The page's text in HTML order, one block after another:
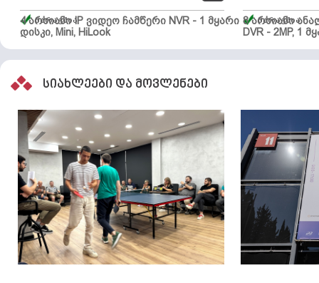
4 არხიანი IP ვიდეო ჩამწერი NVR - 1 მყარი
დისკი, Mini, HiLook
მარაგშია
8 არხიანი
DVR - 2MP, 1
მარაგშია
სიახლეები და მოვლენები